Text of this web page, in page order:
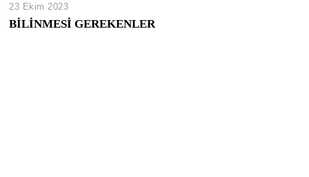
23 Ekim 2023
BİLİNMESİ GEREKENLER